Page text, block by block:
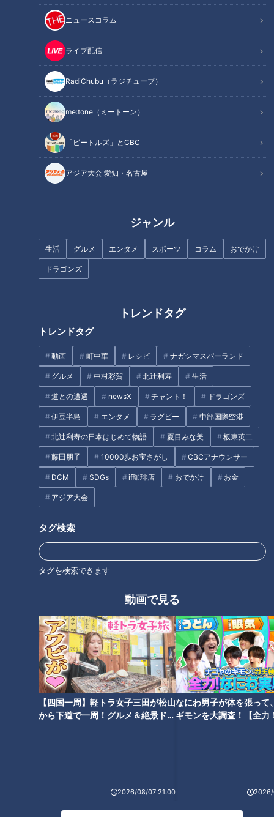
ニュースコラム
ライブ配信
RadiChubu（ラジチューブ）
me:tone（ミートーン）
「ビートルズ」とCBC
アジア大会 愛知・名古屋
ジャンル
生活 グルメ エンタメ スポーツ コラム おでかけ
ドラゴンズ
トレンドタグ
トレンドタグ
動画 町中華 レシピ ナガシマスパーランド
グルメ 中村彩賀 北辻利寿 生活
道との遭遇 newsX チャント！ ドラゴンズ
伊豆半島 エンタメ ラグビー 中部国際空港
北辻利寿の日本はじめて物語 夏目みな美 板東英二
藤田朋子 10000歩お宝さがし CBCアナウンサー
DCM SDGs if珈琲店 おでかけ お金
アジア大会
タグ検索
タグを検索できます
動画で見る
【四国一周】軽トラ女子三田が松山
から下道で一周！グルメ＆絶景ドラ
2026/08/07 21:00
なにわ男子が体を張って
ギモンを大調査！【全力
2026/
超簡単！ぐっすり眠れる方法…
「睡眠不足」で健康リスクも！
最新研究で改善！睡眠のお悩み
「些細なことで怒る」認知症一
歩手前かも？…「認知症グレー
ゾーン」から回復する方法
「夏の脳梗塞」熱中症に似てい
変”
明…頻尿・尿もれ・残尿感「冬
の尿トラブル」原因と解決法
命を縮める!?「睡眠時無呼吸症
候群」…「睡眠外来」どんなと
法
健康 ゲンキの時間 坂下千里子 石丸幹二
オススメ関連コンテンツ
世界一楽なスクワット！？ダイ
エットのスペシャリストに学ぶ
年の秋に気をつけたい鼻と耳の
トラブル
患者の生の声から学ぶ認知症 歳をとって気になる身体の変化